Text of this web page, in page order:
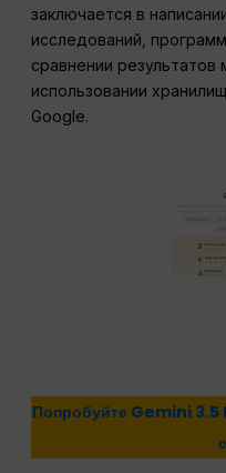
заключается в
исследований,
сравнении
использовании
Google.
Попробуйте Gemini 3.5